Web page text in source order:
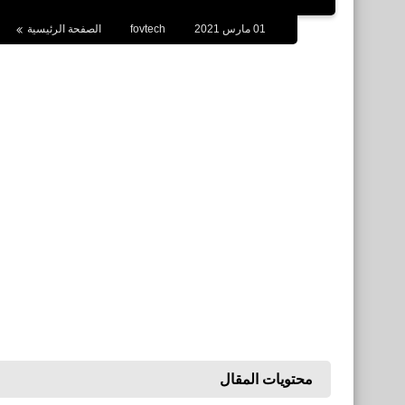
fovtech الصفحة الرئيسية
محتويات المقال